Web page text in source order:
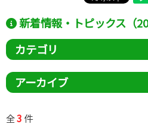
新着情報・トピックス（
カテゴリ
アーカイブ
全3 件